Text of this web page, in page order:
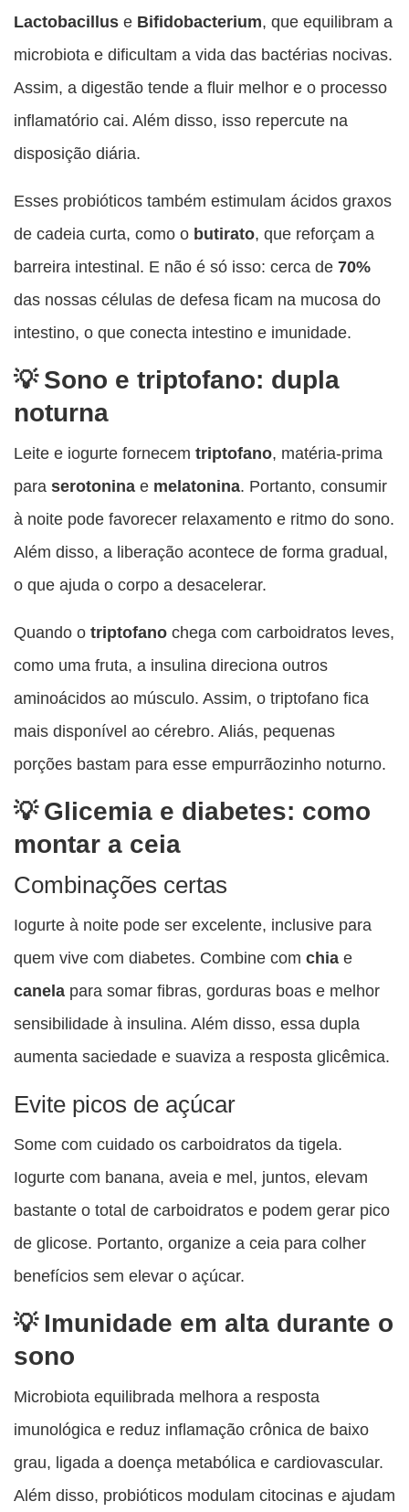
Lactobacillus e Bifidobacterium, que equilibram a
microbiota e dificultam a vida das bactérias nocivas.
Assim, a digestão tende a fluir melhor e o processo
inflamatório cai. Além disso, isso repercute na
disposição diária.
Esses probióticos também estimulam ácidos graxos
de cadeia curta, como o butirato, que reforçam a
barreira intestinal. E não é só isso: cerca de 70%
das nossas células de defesa ficam na mucosa do
intestino, o que conecta intestino e imunidade.
Sono e triptofano: dupla
noturna
Leite e iogurte fornecem triptofano, matéria-prima
para serotonina e melatonina. Portanto, consumir
à noite pode favorecer relaxamento e ritmo do sono.
Além disso, a liberação acontece de forma gradual,
o que ajuda o corpo a desacelerar.
Quando o triptofano chega com carboidratos leves,
como uma fruta, a insulina direciona outros
aminoácidos ao músculo. Assim, o triptofano fica
mais disponível ao cérebro. Aliás, pequenas
porções bastam para esse empurrãozinho noturno.
Glicemia e diabetes: como
montar a ceia
Combinações certas
Iogurte à noite pode ser excelente, inclusive para
quem vive com diabetes. Combine com chia e
canela para somar fibras, gorduras boas e melhor
sensibilidade à insulina. Além disso, essa dupla
aumenta saciedade e suaviza a resposta glicêmica.
Evite picos de açúcar
Some com cuidado os carboidratos da tigela.
Iogurte com banana, aveia e mel, juntos, elevam
bastante o total de carboidratos e podem gerar pico
de glicose. Portanto, organize a ceia para colher
benefícios sem elevar o açúcar.
Imunidade em alta durante o
sono
Microbiota equilibrada melhora a resposta
imunológica e reduz inflamação crônica de baixo
grau, ligada a doença metabólica e cardiovascular.
Além disso, probióticos modulam citocinas e ajudam